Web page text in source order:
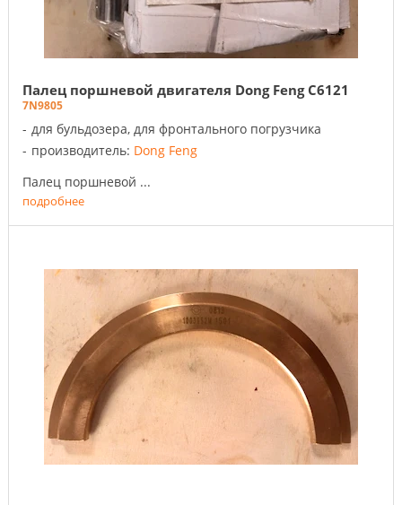
Палец поршневой двигателя Dong Feng C6121
7N9805
для бульдозера, для фронтального погрузчика
производитель: Dong Feng
Палец поршневой ...
подробнее